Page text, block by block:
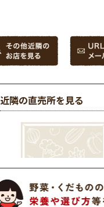
近隣の直売所を見る
アグリランドひな産直セン
ター